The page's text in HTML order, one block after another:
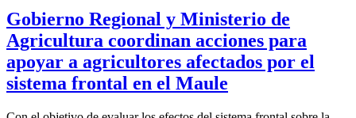
Gobierno Regional y Ministerio de
Agricultura coordinan acciones para
apoyar a agricultores afectados por el
sistema frontal en el Maule